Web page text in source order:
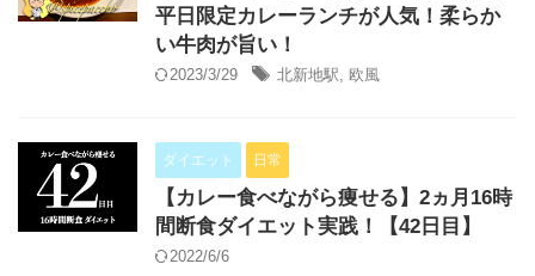
平日限定カレーランチが人気！柔らか
い牛肉が旨い！
2023/3/29 北新地駅, 欧風
ダイエット 日常
【カレー食べながら痩せる】2ヵ月16時
間断食ダイエット実践！【42日目】
2022/6/6